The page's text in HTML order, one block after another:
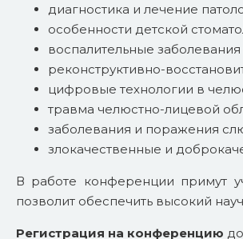
диагностика и лечение
особенности детской
воспалительные
реконструктивно-
цифровые технологии в
травма челюстно-лицевой
заболевания и поражения
злокачественные и
В работе конференции примут
позволит обеспечить высокий
Регистрация на конференцию